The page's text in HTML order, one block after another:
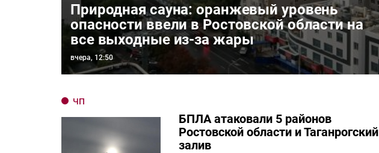
Природная сауна: оранжевый уровень
опасности ввели в Ростовской области на
все выходные из-за жары
вчера, 12:50
ЧП
БПЛА атаковали 5 районов
Ростовской области и Таганрогский
залив